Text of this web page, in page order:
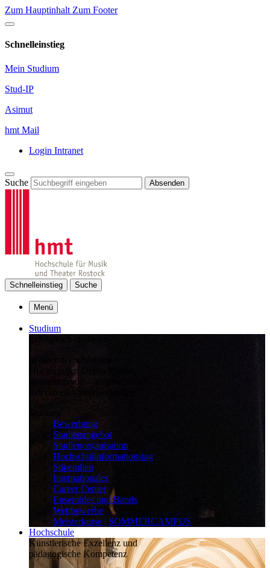
Zum Hauptinhalt Zum Footer
Schnelleinstieg
Mein Studium
Stud-IP
Asimut
hmt Mail
Login Intranet
Suche Absenden
Schnelleinstieg Suche
Menü
Studium
in einer der schönsten
Hochschulen Deutschlands:
stimmungsvoll – anspruchsvoll –
individuell – praxisorientiert
Bewerbung
Studienangebot
Studienorganisation
Hochschulinformationstag
Stipendien
Internationales
Career Center
Ensembles und Bands
Wettbewerbe
Meisterkurse | SOMMERCAMPUS
Hochschule
Künstlerische Exzellenz und
pädagogische Kompetenz